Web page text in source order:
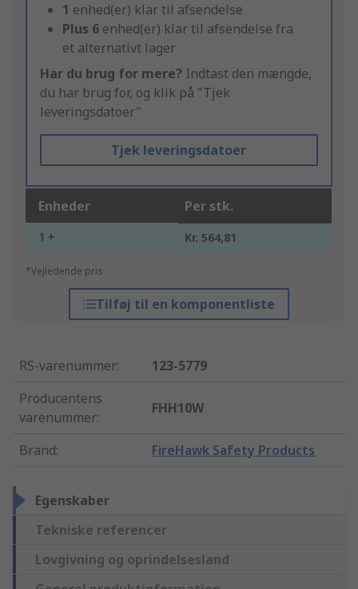
1 enhed(er) klar til afsendelse
Plus 6 enhed(er) klar til afsendelse fra
et alternativt lager
Har du brug for mere? Indtast den mængde,
du har brug for, og klik på "Tjek
leveringsdatoer"
Tjek leveringsdatoer
Enheder Per stk.
1 + Kr. 564,81
*Vejledende pris
Tilføj til en komponentliste
RS-varenummer:
123-5779
Producentens
varenummer:
FHH10W
Brand: FireHawk Safety Products
Egenskaber
Tekniske referencer
Lovgivning og oprindelsesland